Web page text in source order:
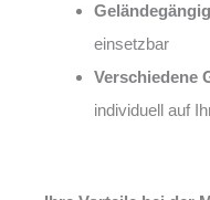
einsetzbar
Verschiedene
individuell auf